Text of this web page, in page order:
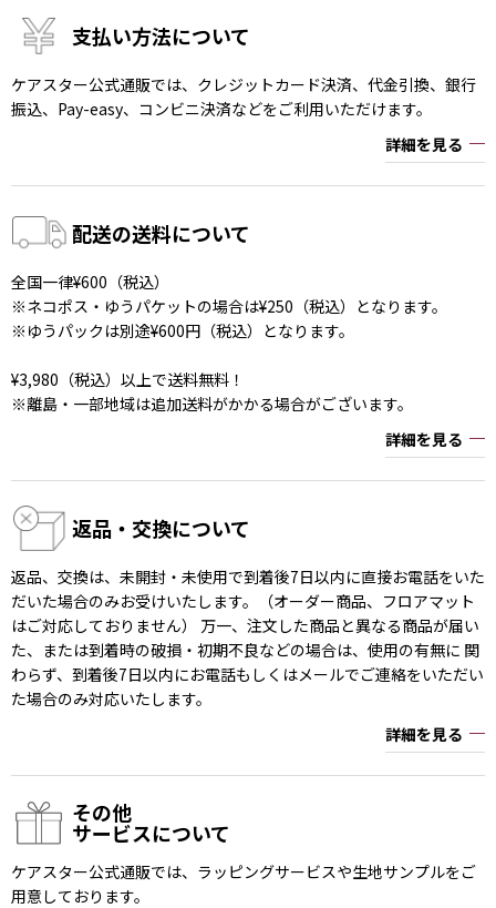
支払い方法について
ケアスター公式通販では、クレジットカード決済、代金引換、銀行
振込、Pay-easy、コンビニ決済などをご利用いただけます。
詳細を見る
配送の送料について
全国一律¥600（税込）
※ネコポス・ゆうパケットの場合は¥250（税込）となります。
※ゆうパックは別途¥600円（税込）となります。
¥3,980（税込）以上で送料無料！
※離島・一部地域は追加送料がかかる場合がございます。
詳細を見る
返品・交換について
返品、交換は、未開封・未使用で到着後7日以内に直接お電話をいた
だいた場合のみお受けいたします。（オーダー商品、フロアマット
はご対応しておりません） 万一、注文した商品と異なる商品が届い
た、または到着時の破損・初期不良などの場合は、使用の有無に 関
わらず、到着後7日以内にお電話もしくはメールでご連絡をいただい
た場合のみ対応いたします。
詳細を見る
その他
サービスについて
ケアスター公式通販では、ラッピングサービスや生地サンプルをご
用意しております。